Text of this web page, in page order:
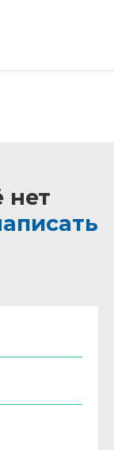
нет